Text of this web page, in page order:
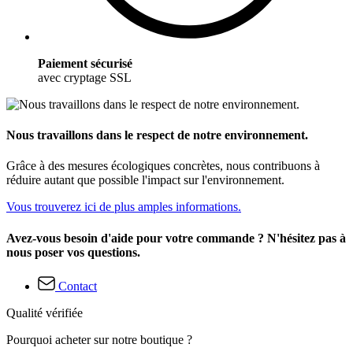
Paiement sécurisé
avec cryptage SSL
Nous travaillons dans le respect de notre environnement.
Grâce à des mesures écologiques concrètes, nous contribuons à
réduire autant que possible l'impact sur l'environnement.
Vous trouverez ici de plus amples informations.
Avez-vous besoin d'aide pour votre commande ? N'hésitez pas à
nous poser vos questions.
Contact
Qualité vérifiée
Pourquoi acheter sur notre boutique ?